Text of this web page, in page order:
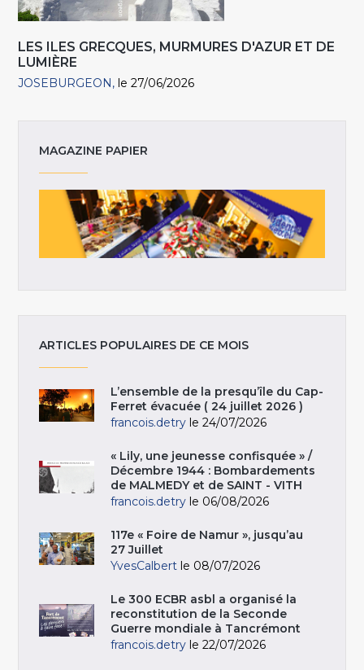
LES ILES GRECQUES, MURMURES D'AZUR ET DE
LUMIÈRE
JOSEBURGEON le 27/06/2026
MAGAZINE PAPIER
ARTICLES POPULAIRES DE CE MOIS
L’ensemble de la presqu’île du Cap-
Ferret évacuée ( 24 juillet 2026 )
francois.detry le 24/07/2026
« Lily, une jeunesse confisquée » /
Décembre 1944 : Bombardements
de MALMEDY et de SAINT - VITH
francois.detry le 06/08/2026
117e « Foire de Namur », jusqu’au
27 Juillet
YvesCalbert le 08/07/2026
Le 300 ECBR asbl a organisé la
reconstitution de la Seconde
Guerre mondiale à Tancrémont
francois.detry le 22/07/2026